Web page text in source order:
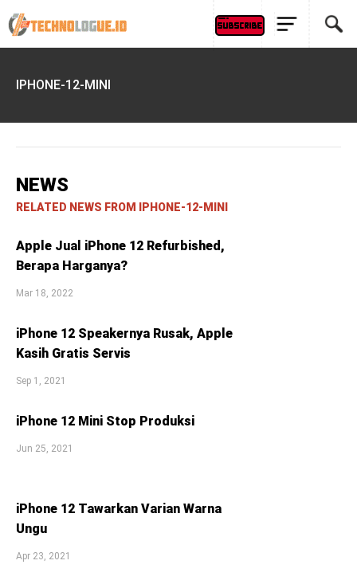
IPHONE-12-MINI
NEWS
RELATED NEWS FROM IPHONE-12-MINI
Apple Jual iPhone 12 Refurbished,
Berapa Harganya?
Mar 18, 2022
iPhone 12 Speakernya Rusak, Apple
Kasih Gratis Servis
Sep 1, 2021
iPhone 12 Mini Stop Produksi
Jun 25, 2021
iPhone 12 Tawarkan Varian Warna
Ungu
Apr 23, 2021